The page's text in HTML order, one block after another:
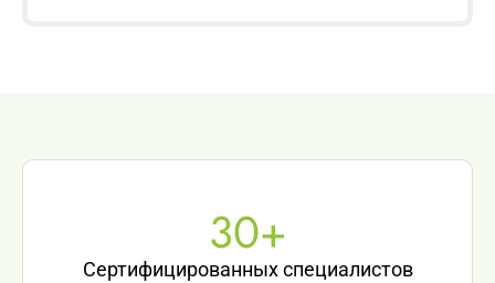
Сертифицированных специалистов
30+